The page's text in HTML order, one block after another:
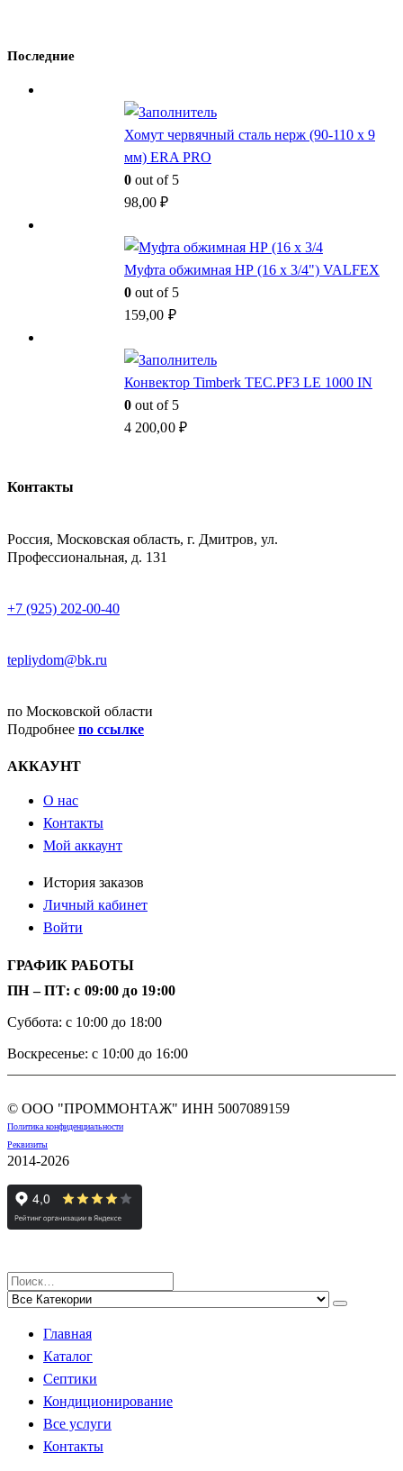
Последние
Хомут червячный сталь нерж (90-110 x 9
мм) ERA PRO
0 out of 5
98,00₽
Муфта обжимная НР (16 x 3/4") VALFEX
0 out of 5
159,00 ₽
Конвектор Timberk TEC.PF3 LE 1000 IN
0 out of 5
4 200,00 ₽
Контакты
Россия, Московская область, г. Дмитров, ул.
Профессиональная, д. 131
+7 (925) 202-00-40
tepliydom@bk.ru
по Московской области
Подробнее по ссылке
АККАУНТ
О нас
Контакты
Мой аккаунт
История заказов
Личный кабинет
Войти
ГРАФИК РАБОТЫ
ПН – ПТ: с 09:00 до 19:00
Суббота: с 10:00 до 18:00
Воскресенье: с 10:00 до 16:00
© ООО "ПРОММОНТАЖ" ИНН 5007089159
Политика конфиденциальности
Реквизиты
2014-2026
Главная
Каталог
Септики
Кондиционирование
Все услуги
Контакты